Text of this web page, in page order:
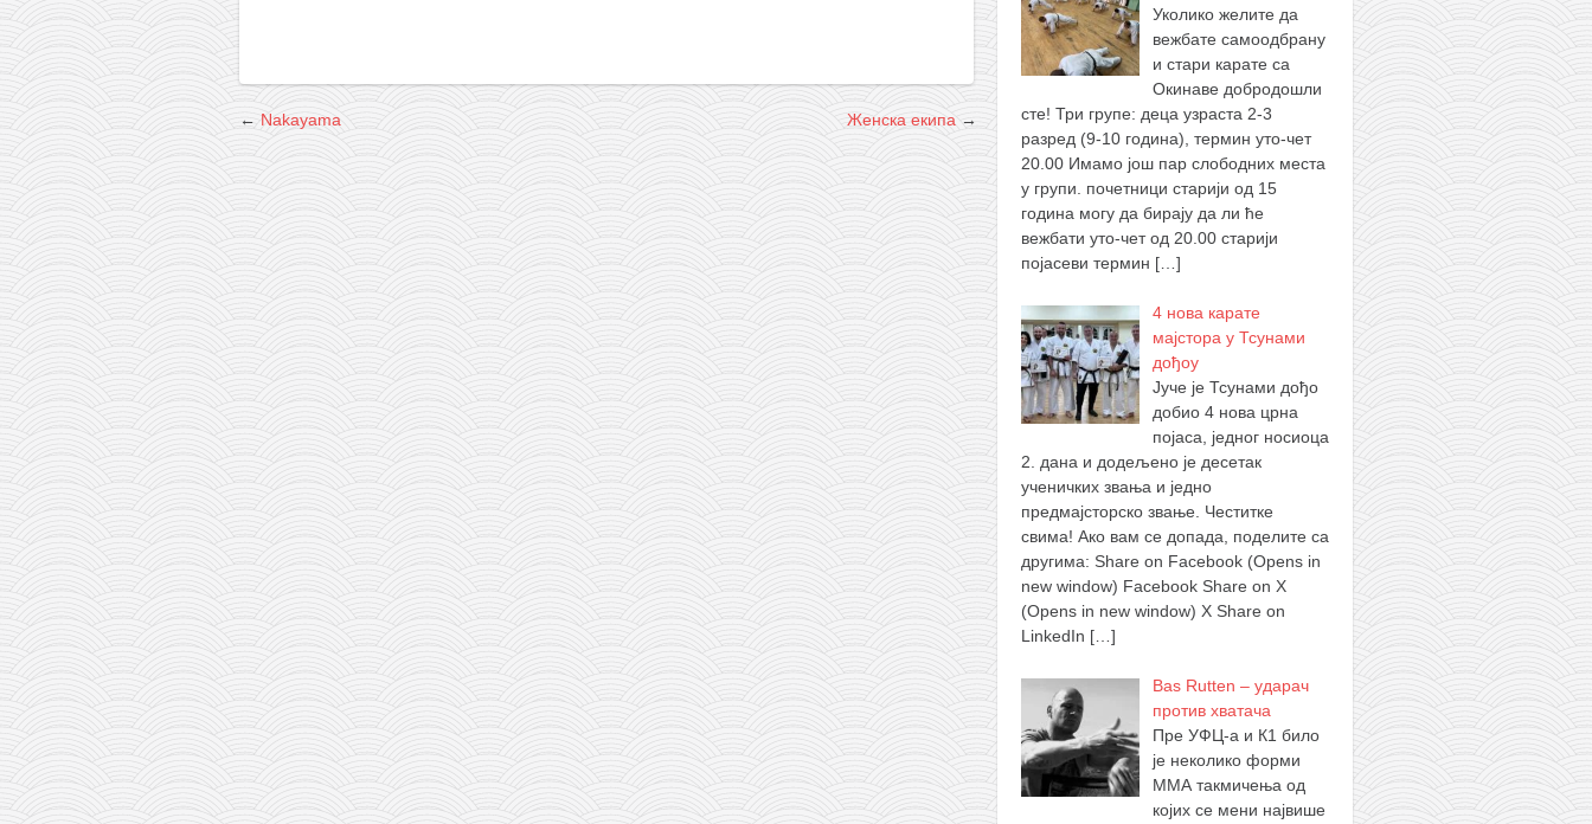
галерија клуба
чланарина
контакт
бесплатна е-књига
термини тренинга
моја прича
моја прича
фотке
контакт
←Nakayama Женска екипа→
Уколико желите да
вежбате самоодбрану
и стари карате са
Окинаве добродошли
сте! Три групе: деца узраста 2-3
разред (9-10 година), термин уто-чет
20.00 Имамо још пар слободних места
у групи. почетници старији од 15
година могу да бирају да ли ће
вежбати уто-чет од 20.00 старији
појасеви термин […]
4 нова карате
мајстора у Тсунами
дођоу
Јуче је Тсунами дођо
добио 4 нова црна
појаса, једног носиоца
2. дана и додељено је десетак
ученичких звања и једно
предмајсторско звање. Честитке
свима! Ако вам се допада, поделите са
другима: Share on Facebook (Opens in
new window) Facebook Share on X
(Opens in new window) X Share on
LinkedIn […]
Bas Rutten – ударач
против хватача
Пре УФЦ-а и К1 било
је неколико форми
ММА такмичења од
којих се мени највише